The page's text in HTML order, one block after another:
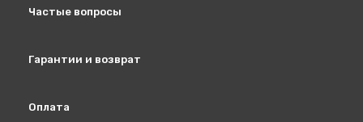
Частые вопросы
Гарантии и возврат
Оплата